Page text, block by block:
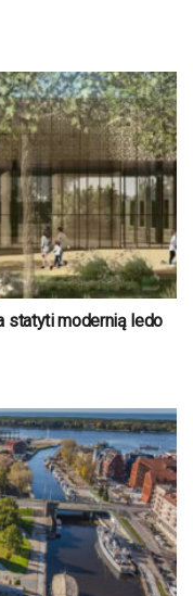
statyti modernią ledo